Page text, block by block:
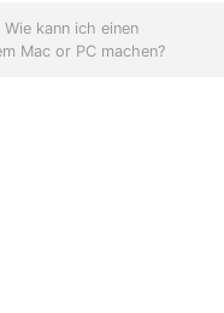
Wie kann ich einen
Mac or PC machen?